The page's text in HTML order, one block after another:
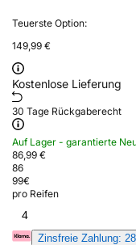
Teuerste Option:
149,99 €
Kostenlose Lieferung
30 Tage Rückgaberecht
Auf Lager - garantierte
86,99 €
86
99€
pro Reifen
4
Zinsfreie Zahlung: